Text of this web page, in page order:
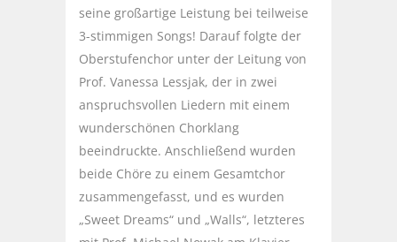
seine großartige Leistung bei teilweise
3-stimmigen Songs! Darauf folgte der
Oberstufenchor unter der Leitung von
Prof. Vanessa Lessjak, der in zwei
anspruchsvollen Liedern mit einem
wunderschönen Chorklang
beeindruckte. Anschließend wurden
beide Chöre zu einem Gesamtchor
zusammengefasst, und es wurden
„Sweet Dreams“ und „Walls“, letzteres